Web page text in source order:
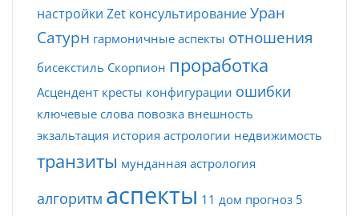
настройки Zet консультированиеУран
Сатурн гармоничные аспекты отношения
бисекстиль Скорпион проработка
Асцендент кресты конфигурации ошибки
ключевые слова повозка внешность
экзальтация история астрологии недвижимость
транзиты мунданная астрология
алгоритм аспекты 11 дом прогноз 5